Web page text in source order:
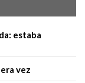
estaba
vez